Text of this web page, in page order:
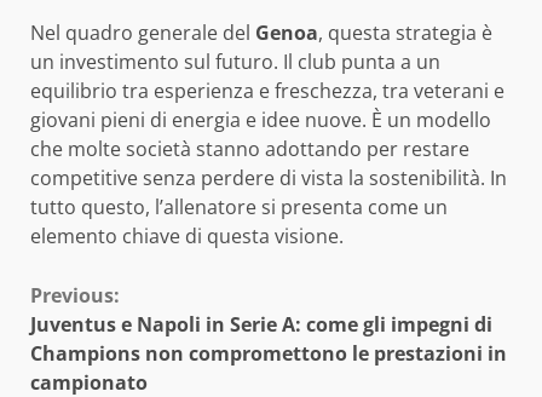
Nel quadro generale del Genoa, questa strategia è
un investimento sul futuro. Il club punta a un
equilibrio tra esperienza e freschezza, tra veterani e
giovani pieni di energia e idee nuove. È un modello
che molte società stanno adottando per restare
competitive senza perdere di vista la sostenibilità. In
tutto questo, l’allenatore si presenta come un
elemento chiave di questa visione.
Continue
Reading
Previous:
Juventus e Napoli in Serie A: come gli impegni di
Champions non compromettono le prestazioni in
campionato